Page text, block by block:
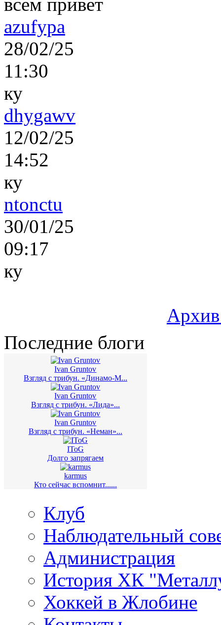
azufypa
28/02/25
11:30
ку
dhygawv
12/02/25
14:52
ку
ntonctu
30/01/25
09:17
ку
Последние блоги
Ivan Gruntov
Взгляд с трибун. «Динамо-М...
Ivan Gruntov
Взгляд с трибун. «Лида»...
Ivan Gruntov
Взгляд с трибун. «Неман»...
IToG
Долго запрягаем
karmus
Кто сейчас вспомнит......
Клуб
Наблюдательный
Администрация
История ХК
Хоккей в Жлобине